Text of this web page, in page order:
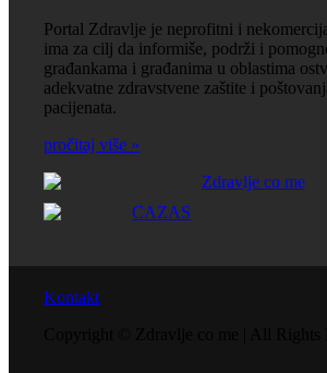
Portal Zdravlje je neprofitni i
ima za cilj da informiše, podrži i
građankama i građanima u oblastima
adekvatne zdravstvene zaštite i
pacijenata.
pročitaj više »
Kontakt